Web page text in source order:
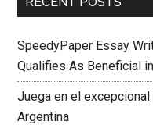
SpeedyPaper Essay
Qualifies As Beneficial
Juega en el
Argentina